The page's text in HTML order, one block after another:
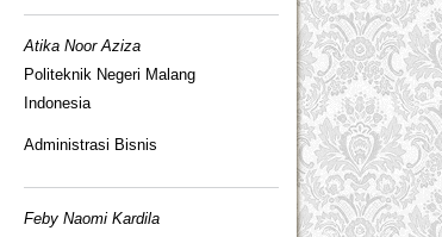
Atika Noor Aziza
Politeknik Negeri Malang
Indonesia
Administrasi Bisnis
Feby Naomi Kardila